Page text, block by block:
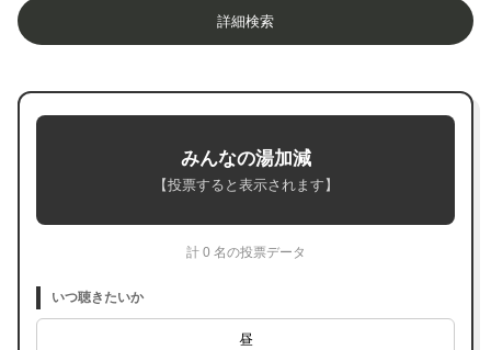
詳細検索
みんなの湯加減
【投票すると表示されます】
計 0 名の投票データ
いつ聴きたいか
昼